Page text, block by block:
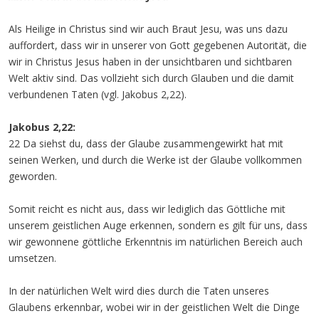
Als Heilige in Christus sind wir auch Braut Jesu, was uns dazu
auffordert, dass wir in unserer von Gott gegebenen Autorität, die
wir in Christus Jesus haben in der unsichtbaren und sichtbaren
Welt aktiv sind. Das vollzieht sich durch Glauben und die damit
verbundenen Taten (vgl. Jakobus 2,22).
Jakobus 2,22:
22 Da siehst du, dass der Glaube zusammengewirkt hat mit
seinen Werken, und durch die Werke ist der Glaube vollkommen
geworden.
Somit reicht es nicht aus, dass wir lediglich das Göttliche mit
unserem geistlichen Auge erkennen, sondern es gilt für uns, dass
wir gewonnene göttliche Erkenntnis im natürlichen Bereich auch
umsetzen.
In der natürlichen Welt wird dies durch die Taten unseres
Glaubens erkennbar, wobei wir in der geistlichen Welt die Dinge